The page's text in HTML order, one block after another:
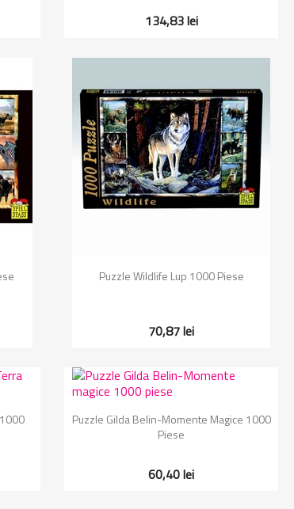
134,83 lei
Vizualizare rapida
Puzzle Wildlife Lup 1000 Piese
70,87 lei
Vizualizare rapida
Puzzle Gilda Belin-Momente Magice 1000
Piese
60,40 lei